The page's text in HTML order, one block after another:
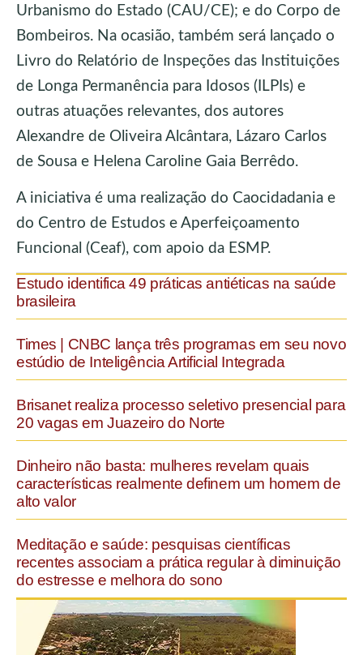
Urbanismo do Estado (CAU/CE); e do Corpo de
Bombeiros. Na ocasião, também será lançado o
Livro do Relatório de Inspeções das Instituições
de Longa Permanência para Idosos (ILPIs) e
outras atuações relevantes, dos autores
Alexandre de Oliveira Alcântara, Lázaro Carlos
de Sousa e Helena Caroline Gaia Berrêdo.
A iniciativa é uma realização do Caocidadania e
do Centro de Estudos e Aperfeiçoamento
Funcional (Ceaf), com apoio da ESMP.
Estudo identifica 49 práticas antiéticas na saúde
brasileira
Times | CNBC lança três programas em seu novo
estúdio de Inteligência Artificial Integrada
Brisanet realiza processo seletivo presencial para
20 vagas em Juazeiro do Norte
Dinheiro não basta: mulheres revelam quais
características realmente definem um homem de
alto valor
Meditação e saúde: pesquisas científicas
recentes associam a prática regular à diminuição
do estresse e melhora do sono